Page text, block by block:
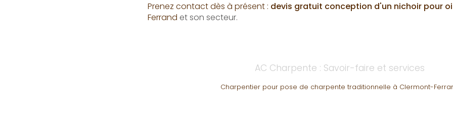
Prenez contact dès à présent : devis gratuit conception d'un nichoir pour
Ferrand et son secteur.
AC Charpente : Savoir-faire et services
Charpentier pour pose de charpente traditionnelle à Clermont-